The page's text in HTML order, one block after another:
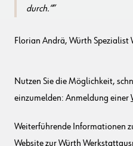
durch.“
Florian Andrä, Würth Spezialist
Nutzen Sie die Möglichkeit,
einzumelden: Anmeldung einer
Weiterführende Informationen
Website zur Würth